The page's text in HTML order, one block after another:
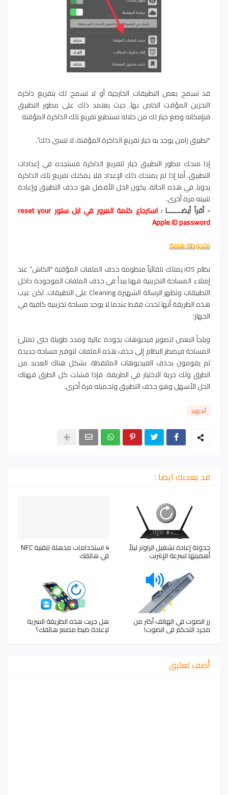
قد تسمح بعض التطبيقات الخارجية أو لا تسمح لك بتفريغ ذاكرة
التخزين المؤقت الخاص بها. حيث يعتمد ذلك على مطور التطبيق
فبإمكانه وضع خيار لك من خلاله تستطيع تفريغ تلك الذاكرة المؤقتة
"تطبيق زامن يوجد به خيار تفريغ الذاكرة المؤقتة، لا تنسى ذلك”.
إذا منحك مطور التطبيق خيار لتفريغ الذاكرة فستجده في إعدادات
التطبيق. أما إذا لم يمنحك ذلك الإعداد فلا يمكنك تفريغ تلك الذاكرة
يدويا. في هذه الحالة، يكون الحل الأفضل هو حذف التطبيق وإعادة
تثبيته مرة أخرى.
- أقرأ أيضـــــــا :
استرجاع كلمة المرور في ابل ستور reset your
Apple ID password
ملحوظة هامة
نظام iOS يمتلك تلقائياً منظومة حذف الملفات المؤقتة "الكاش” عند
إمتلاء المساحة التخزينية فهنا يبدأ في حذف الملفات الموجودة داخل
التطبيقات وتظهر الرسالة الشهيرة Cleaning على التطبيقات. لكن عيب
هذه الطريقة أنها تحدث فقط عندما لا يوجد مساحة تخزينية كافية في
الجهاز؛
ويلجأ البعض لتصوير فيديوهات بجودة عالية ومدد طويلة حتى تمتلئ
المساحة فيضطر النظام إلى حذف هذه الملفات لتوفير مساحة جديدة
ثم يقومون بحذف الفيديوهات الملتقطة. بشكل هناك العديد من
الطرق ولك حرية الاختيار في الطريقة. فإذا فشلت كل الطرق فهناك
الحل الأسهل وهو حذف التطبيق وتحميله مرة أخرى.
أندرويد
قد يعجبك ايضا :
جدولة إعادة تشغيل الراوتر ليلاً
أهميتها لسرعة الإنترنت
4 استخدامات مذهلة لتقنية NFC
في هاتفك
زر الصوت في الهاتف أكثر من
مجرد التحكم في الصوت!
هل جربت هذه الطريقة السرية
لإعادة ضبط مصنع هاتفك؟
أضف تعليق